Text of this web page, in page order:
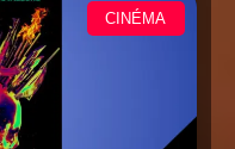
CINÉMA